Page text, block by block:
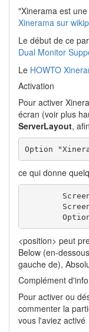
"Xinerama est
Xinerama sur
Le début de ce
Dual Monitor
Le HOWTO
Activation
Pour activer
écran (voir plus
ServerLayout,
Option
ce qui donne
<position> peut
Below (en-
gauche de),
Complément
Pour activer ou
commenter la
vous l'aviez activé